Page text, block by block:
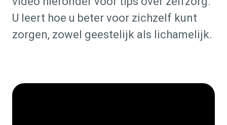
U leert hoe u beter voor zichzelf kunt
zorgen, zowel geestelijk als lichamelijk.